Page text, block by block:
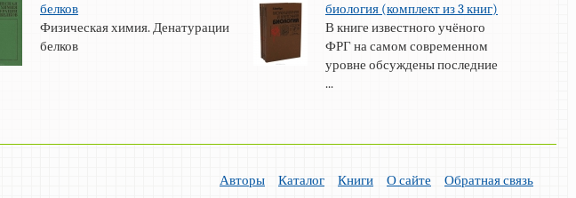
белков
Физическая химия. Денатурации
белков
биология (комплект из 3 книг)
В книге известного учёного
ФРГ на самом современном
уровне обсуждены последние
...
Авторы Каталог Книги О сайте Обратная связь